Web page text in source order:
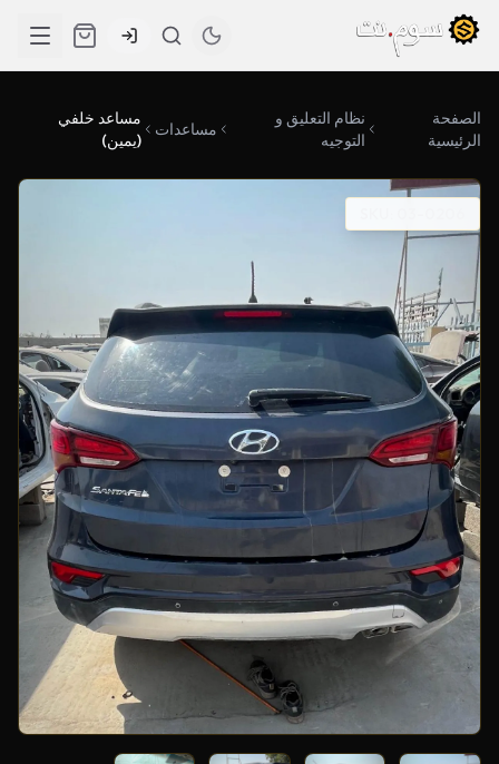
الصفحة
الرئيسية
نظام التعليق و
التوجيه
مساعدات
مساعد خلفي
(يمين)